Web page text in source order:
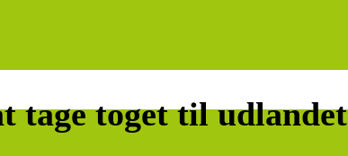
tage toget til udlandet